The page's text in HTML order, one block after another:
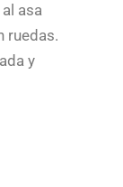
asa
ruedas.
y